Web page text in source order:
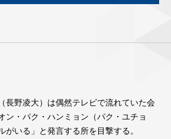
長野凌大）は偶然テレビで流れていた会
ン・パク・ハンミョン（パク・ユチョ
がいる」と発言する所を目撃する。